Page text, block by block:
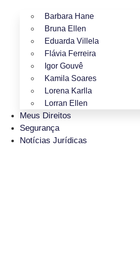
Barbara Hane
Bruna Ellen
Eduarda Villela
Flávia Ferreira
Igor Gouvê
Kamila Soares
Lorena Karlla
Lorran Ellen
Meus Direitos
Segurança
Notícias Jurídicas